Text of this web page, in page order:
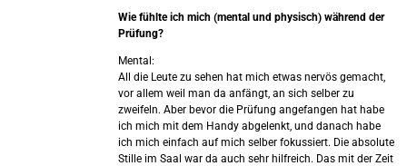
Wie fühlte ich mich (mental und physisch) während der
Prüfung?
Mental:
All die Leute zu sehen hat mich etwas nervös gemacht,
vor allem weil man da anfängt, an sich selber zu
zweifeln. Aber bevor die Prüfung angefangen hat habe
ich mich mit dem Handy abgelenkt, und danach habe
ich mich einfach auf mich selber fokussiert. Die absolute
Stille im Saal war da auch sehr hilfreich. Das mit der Zeit